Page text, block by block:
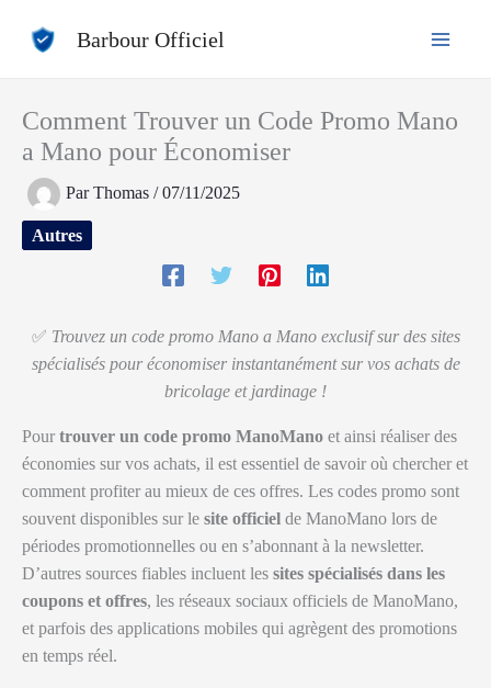
Barbour Officiel
Comment Trouver un Code Promo Mano
a Mano pour Économiser
ParThomas /07/11/2025
Autres
✅ Trouvez un code promo Mano a Mano exclusif sur des sites
spécialisés pour économiser instantanément sur vos achats de
bricolage et jardinage !
Pour trouver un code promo ManoMano et ainsi réaliser des
économies sur vos achats, il est essentiel de savoir où chercher et
comment profiter au mieux de ces offres. Les codes promo sont
souvent disponibles sur le site officiel de ManoMano lors de
périodes promotionnelles ou en s’abonnant à la newsletter.
D’autres sources fiables incluent les sites spécialisés dans les
coupons et offres, les réseaux sociaux officiels de ManoMano,
et parfois des applications mobiles qui agrègent des promotions
en temps réel.